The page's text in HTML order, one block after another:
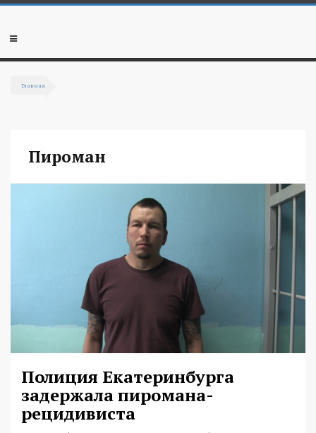
Перейти к основному содержанию
Мобильное
Главная
Пироман
Полиция Екатеринбурга
задержала пиромана-
рецидивиста